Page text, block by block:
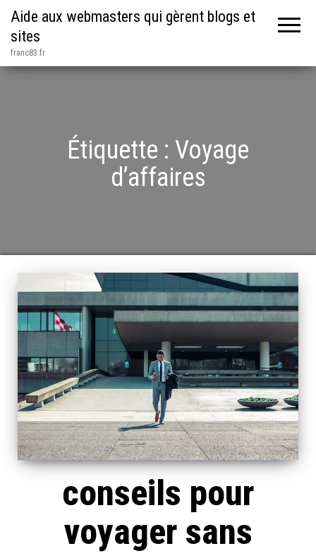
Aide aux webmasters qui gèrent blogs et
sites
franc83.fr
Étiquette : Voyage
d’affaires
conseils pour
voyager sans